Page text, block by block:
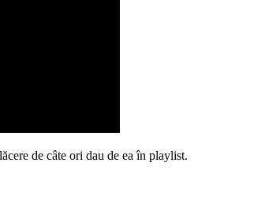
de câte ori dau de ea în playlist.